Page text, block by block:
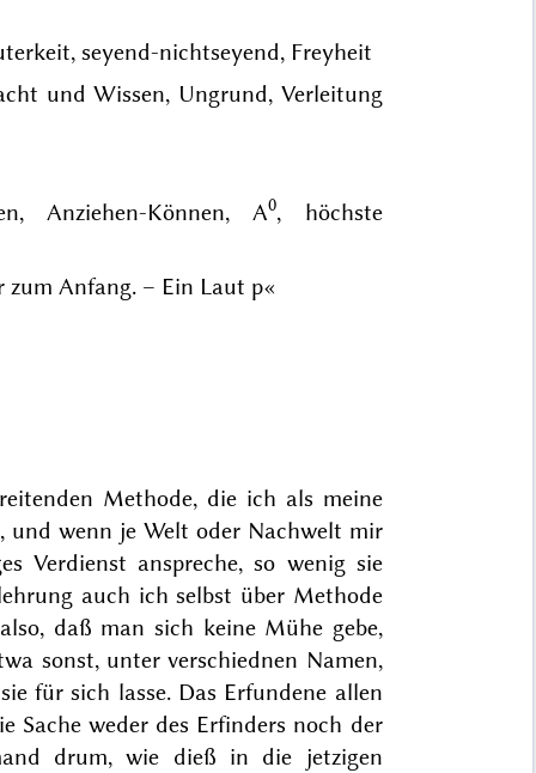
seyend-nichtseyend, Freyheit
und Wissen, Ungrund, Verleitung
Anziehen-Können, A0, höchste
zum Anfang. – Ein Laut p«
Methode, die ich als meine
und wenn je Welt oder Nachwelt mir
Verdienst anspreche, so wenig sie
auch ich selbst über Methode
daß man sich keine Mühe gebe,
sonst, unter verschiednen Namen,
für sich lasse. Das Erfundene allen
weder des Erfinders noch der
drum, wie dieß in die jetzigen